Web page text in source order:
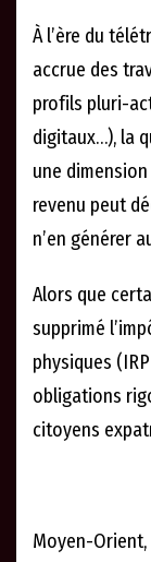
À l’ère du
accrue des
profils pluri-
digitaux…), la
une
revenu peut
n’en générer
Alors que
supprimé
physiques
obligations
citoyens
Moyen-Orient,